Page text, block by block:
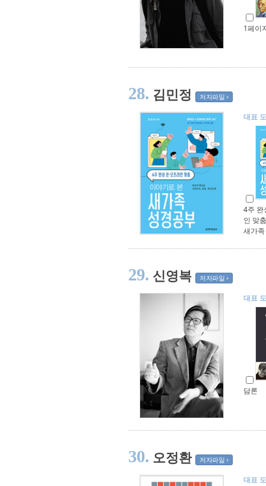
1페이
28. 김민정 저자파일
대표
4주 완
인 맞
새가
29. 신영복 저자파일
대표
담론
30. 오정환 저자파일
대표